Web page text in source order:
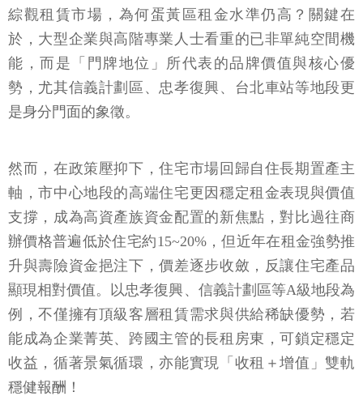
綜觀租賃市場，為何蛋黃區租金水準仍高？關鍵在
於，大型企業與高階專業人士看重的已非單純空間機
能，而是「門牌地位」所代表的品牌價值與核心優
勢，尤其信義計劃區、忠孝復興、台北車站等地段更
是身分門面的象徵。
然而，在政策壓抑下，住宅市場回歸自住長期置產主
軸，市中心地段的高端住宅更因穩定租金表現與價值
支撐，成為高資產族資金配置的新焦點，對比過往商
辦價格普遍低於住宅約15~20%，但近年在租金強勢推
升與壽險資金挹注下，價差逐步收斂，反讓住宅產品
顯現相對價值。以忠孝復興、信義計劃區等A級地段為
例，不僅擁有頂級客層租賃需求與供給稀缺優勢，若
能成為企業菁英、跨國主管的長租房東，可鎖定穩定
收益，循著景氣循環，亦能實現「收租＋增值」雙軌
穩健報酬！